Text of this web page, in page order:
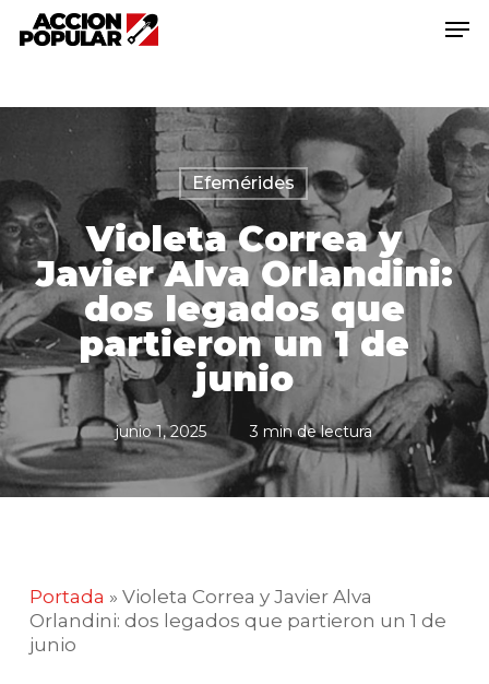
document.querySelector('.download-btn
a').setAttribute('download', '');
Saltar
Efemérides
Violeta Correa y
Javier Alva Orlandini:
dos legados que
partieron un 1 de
junio
junio 1, 2025 3 min de lectura
Portada » Violeta Correa y Javier Alva
Orlandini: dos legados que partieron un 1 de
junio
Menú